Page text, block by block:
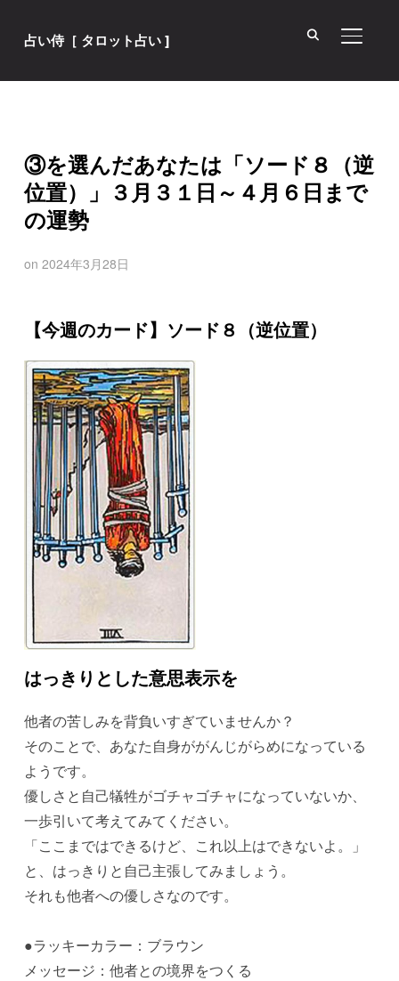
占い侍［ タロット占い ] サイド
③を選んだあなたは「ソード８（逆
位置）」３月３１日～４月６日まで
の運勢
on 2024年3月28日
【今週のカード】ソード８（逆位置）
はっきりとした意思表示を
他者の苦しみを背負いすぎていませんか？
そのことで、あなた自身ががんじがらめになっている
ようです。
優しさと自己犠牲がゴチャゴチャになっていないか、
一歩引いて考えてみてください。
「ここまではできるけど、これ以上はできないよ。」
と、はっきりと自己主張してみましょう。
それも他者への優しさなのです。
●ラッキーカラー：ブラウン
メッセージ：他者との境界をつくる